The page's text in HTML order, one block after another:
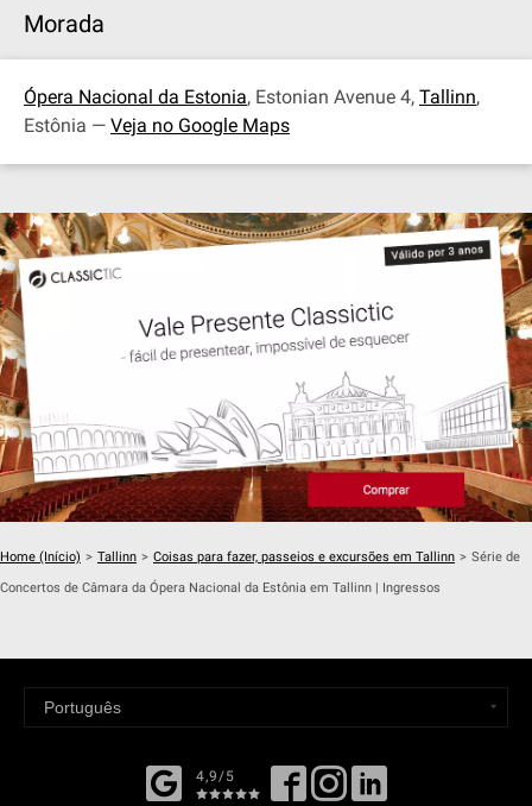
Morada
Ópera Nacional da Estonia, Estonian Avenue 4, Tallinn,
Estônia — Veja no Google Maps
Home (Início) > Tallinn > Coisas para fazer, passeios e excursões em Tallinn > Série de
Concertos de Câmara da Ópera Nacional da Estônia em Tallinn | Ingressos
4,9/5